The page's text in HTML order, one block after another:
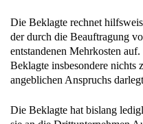
Die Beklagte rechnet
der durch die Beauftragung
entstandenen Mehrkosten
Beklagte insbesondere nichts
angeblichen Anspruchs
Die Beklagte hat bislang